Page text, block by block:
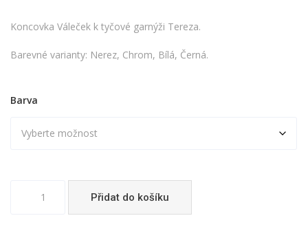
Koncovka Váleček k tyčové garnýži Tereza.
Barevné varianty: Nerez, Chrom, Bílá, Černá.
Barva
Přidat do košíku